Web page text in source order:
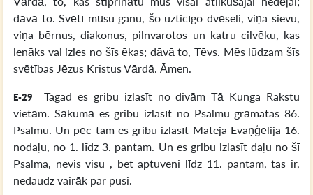
dāvā to. Svētī mūsu ganu, šo uzticīgo dvēseli, viņa sievu,
viņa bērnus, diakonus, pilnvarotos un katru cilvēku, kas
ienāks vai izies no šīs ēkas; dāvā to, Tēvs. Mēs lūdzam šīs
svētības Jēzus Kristus Vārdā. Āmen.
E-29
Tagad es gribu izlasīt no divām Tā Kunga Rakstu
vietām. Sākumā es gribu izlasīt no Psalmu grāmatas 86.
Psalmu. Un pēc tam es gribu izlasīt Mateja Evaņģēlija 16.
nodaļu, no 1. līdz 3. pantam. Un es gribu izlasīt daļu no šī
Psalma, nevis visu , bet aptuveni līdz 11. pantam, tas ir,
nedaudz vairāk par pusi.